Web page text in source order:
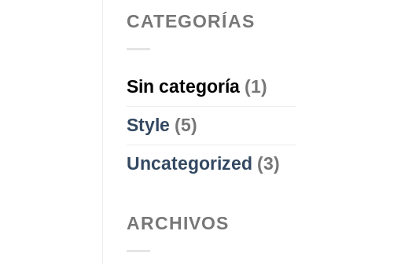
CATEGORÍAS
Sin categoría(1)
Style (5)
Uncategorized (3)
ARCHIVOS